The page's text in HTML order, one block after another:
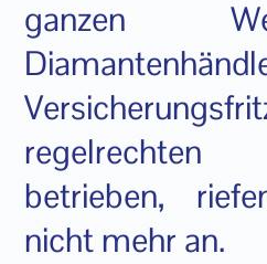
ganzen
regelrechten
betrieben,
nicht mehr an.